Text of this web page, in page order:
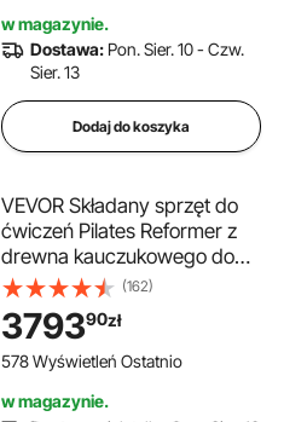
początkujących, do 181,44 kg
w magazynie.
Dostawa: Pon. Sier. 10 - Czw.
Sier. 13
Dodaj do koszyka
VEVOR Składany sprzęt do
ćwiczeń Pilates Reformer z
drewna kauczukowego do
domowej siłowni, łóżko do
pilatesu z podwójnym
oporem – sprężyna i linka,
sprzęt z siedziskiem, do
(162)
379390zł
578 Wyświetleń Ostatnio
w magazynie.